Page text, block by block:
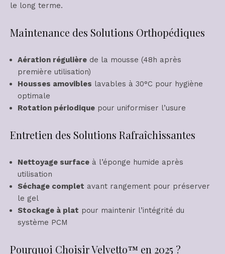
le long terme.
Maintenance des Solutions Orthopédiques
Aération régulière de la mousse (48h après
première utilisation)
Housses amovibles lavables à 30°C pour hygiène
optimale
Rotation périodique pour uniformiser l’usure
Entretien des Solutions Rafraîchissantes
Nettoyage surface à l’éponge humide après
utilisation
Séchage complet avant rangement pour préserver
le gel
Stockage à plat pour maintenir l’intégrité du
système PCM
Pourquoi Choisir Velvetto™ en 2025 ?